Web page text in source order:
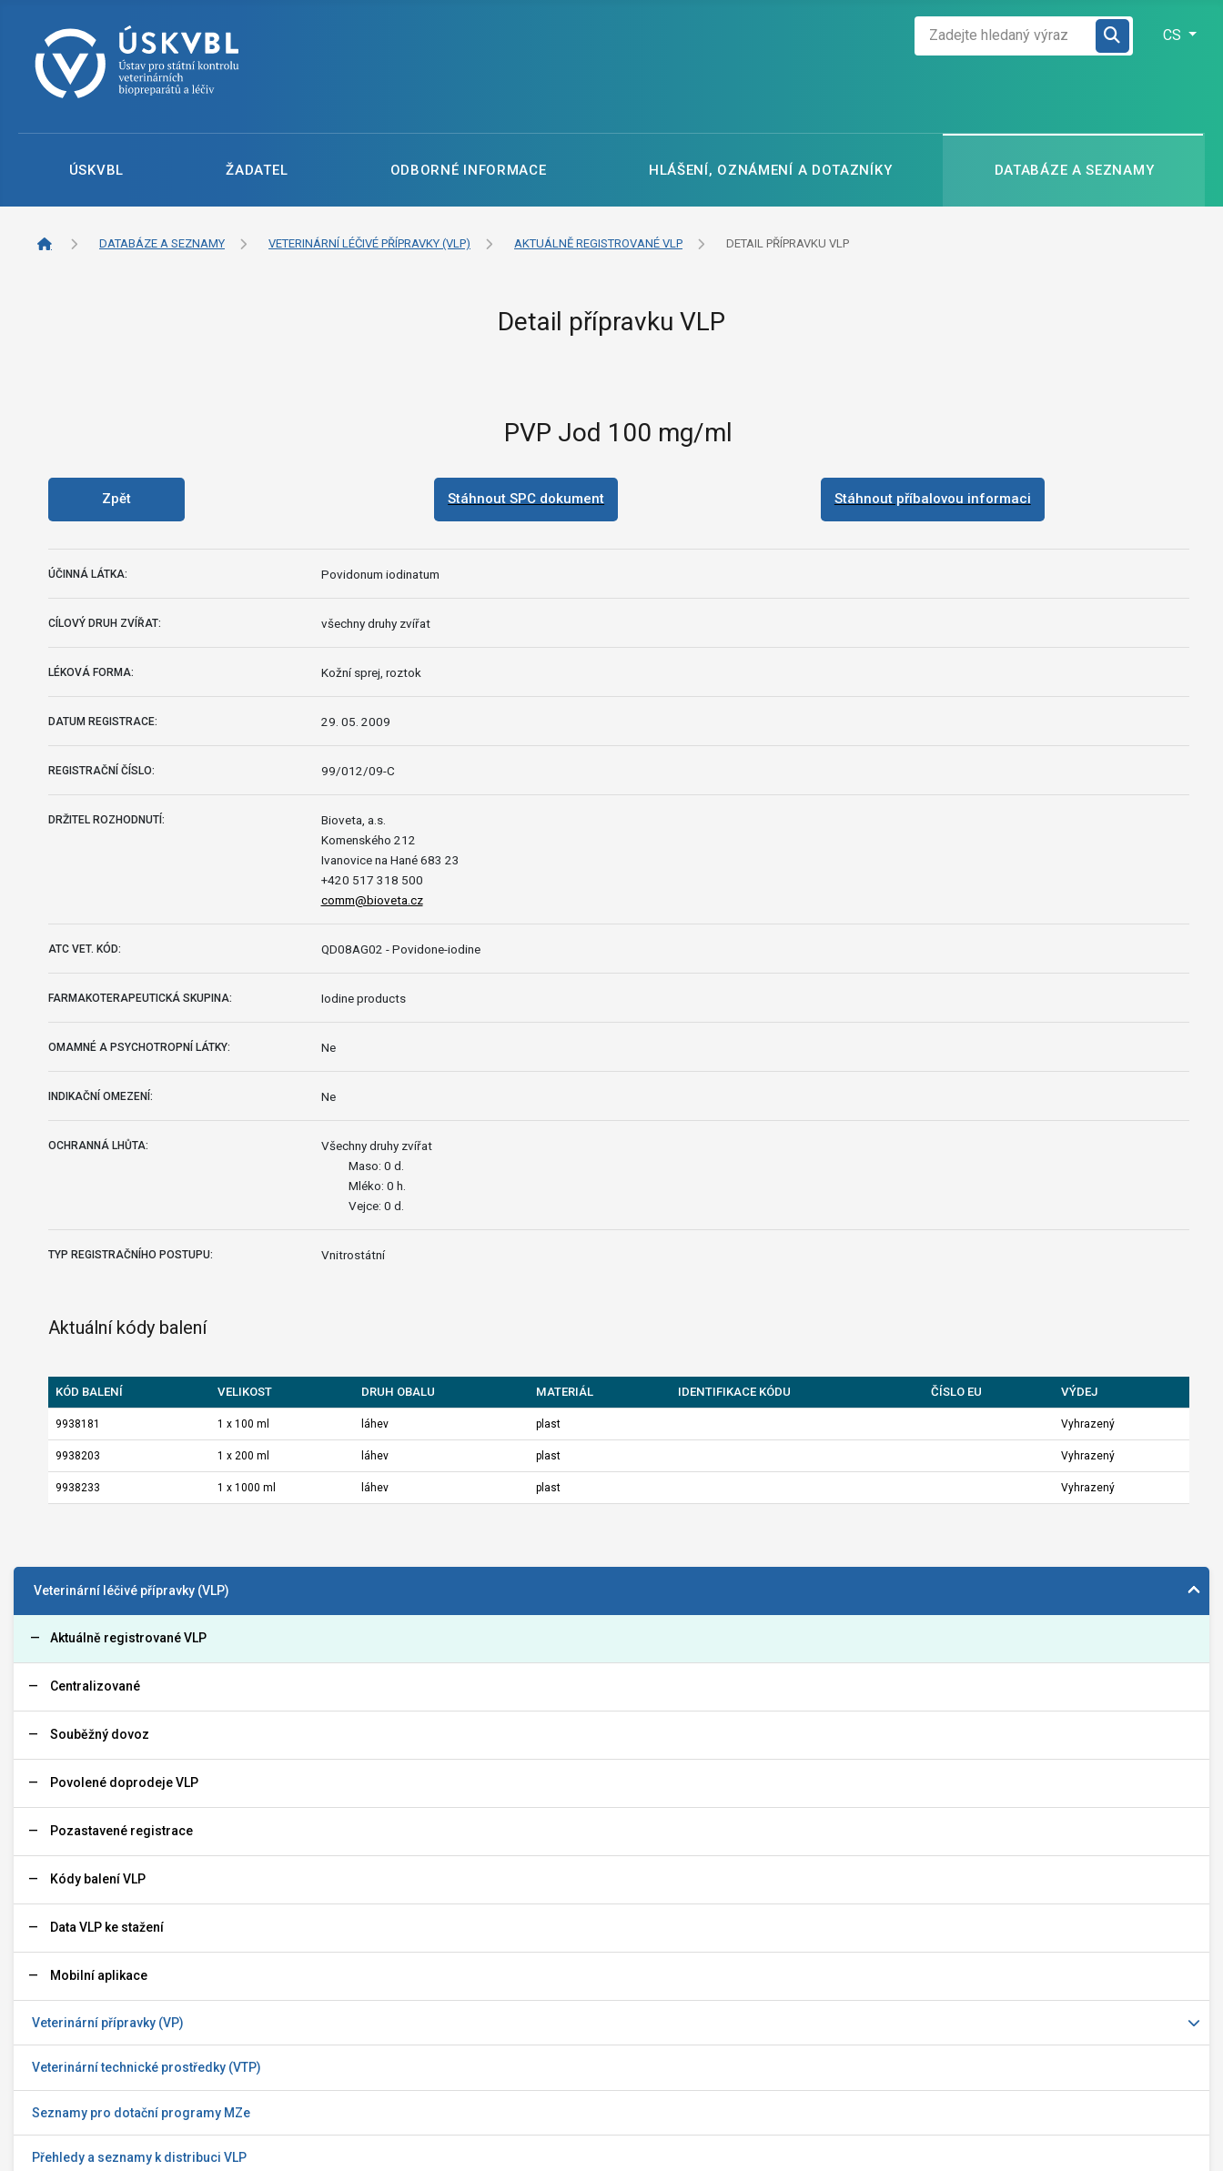
CS
ÚSKVBL ŽADATEL ODBORNÉ INFORMACE HLÁŠENÍ, OZNÁMENÍ A DOTAZNÍKY DATABÁZE A SEZNAMY
DATABÁZE A SEZNAMY VETERINÁRNÍ LÉČIVÉ PŘÍPRAVKY (VLP) AKTUÁLNĚ REGISTROVANÉ VLP DETAIL PŘÍPRAVKU VLP
Veterinární léčivé přípravky (VLP)
Aktuálně registrované VLP
Centralizované
Souběžný dovoz
Povolené doprodeje VLP
Pozastavené registrace
Kódy balení VLP
Data VLP ke stažení
Mobilní aplikace
Veterinární přípravky (VP)
Veterinární technické prostředky (VTP)
Seznamy pro dotační programy MZe
Přehledy a seznamy k distribuci VLP
Detail přípravku VLP
PVP Jod 100 mg/ml
Zpět Stáhnout SPC dokument Stáhnout příbalovou informaci
ÚČINNÁ LÁTKA: Povidonum iodinatum
CÍLOVÝ DRUH ZVÍŘAT: všechny druhy zvířat
LÉKOVÁ FORMA: Kožní sprej, roztok
DATUM REGISTRACE: 29. 05. 2009
REGISTRAČNÍ ČÍSLO: 99/012/09-C
DRŽITEL ROZHODNUTÍ:
Bioveta, a.s.
Komenského 212
Ivanovice na Hané 683 23
+420 517 318 500
comm@bioveta.cz
ATC VET. KÓD: QD08AG02 - Povidone-iodine
FARMAKOTERAPEUTICKÁ SKUPINA: Iodine products
OMAMNÉ A PSYCHOTROPNÍ LÁTKY: Ne
INDIKAČNÍ OMEZENÍ: Ne
OCHRANNÁ LHŮTA:
Všechny druhy zvířat
Maso: 0 d.
Mléko: 0 h.
Vejce: 0 d.
TYP REGISTRAČNÍHO POSTUPU: Vnitrostátní
Aktuální kódy balení
KÓD BALENÍ VELIKOST DRUH OBALU MATERIÁL IDENTIFIKACE KÓDU ČÍSLO EU VÝDEJ
9938181 1 x 100 ml láhev plast Vyhrazený
9938203 1 x 200 ml láhev plast Vyhrazený
9938233 1 x 1000 ml láhev plast Vyhrazený